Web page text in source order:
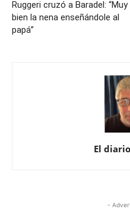
Ruggeri cruzó a Baradel: “Muy
bien la nena enseñándole al
papá”
El
-